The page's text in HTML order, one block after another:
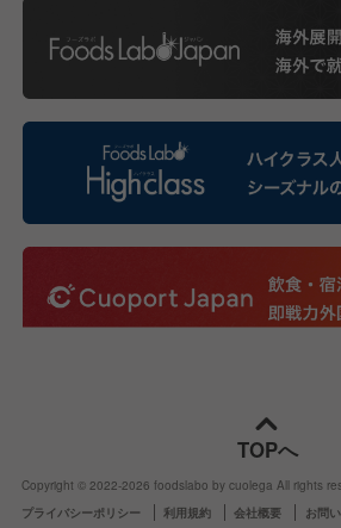
TOPへ
Copyright © 2022-2026 foodslabo by cuolega All rights
プライバシーポリシー
利用規約 会社概要 お問